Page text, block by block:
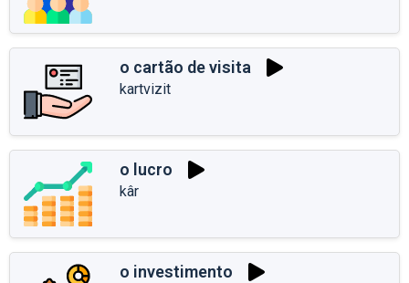
o cartão de visita
kartvizit
o lucro
kâr
o investimento